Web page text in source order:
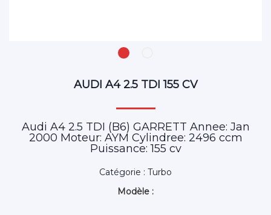
AUDI A4 2.5 TDI 155 CV
Audi A4 2.5 TDI (B6) GARRETT Annee: Jan
2000 Moteur: AYM Cylindree: 2496 ccm
Puissance: 155 cv
Catégorie : Turbo
Modèle :